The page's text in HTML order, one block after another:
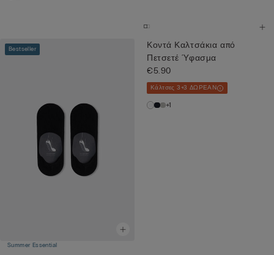
Bestseller
Summer Essential
Κοντά Καλτσάκια από
Πετσετέ Ύφασμα
€5.90
Κάλτσες 3+3 ΔΩΡΕΑΝ
+1